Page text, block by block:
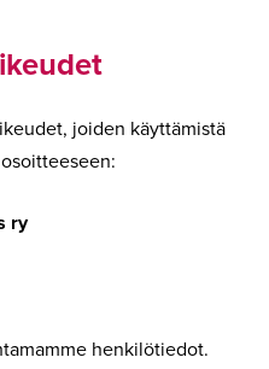
joiden käyttämistä
ry
henkilötiedot.